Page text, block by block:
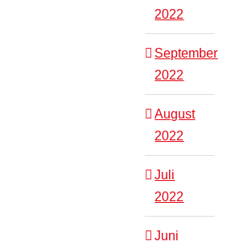
2022
September
2022
August
2022
Juli
2022
Juni